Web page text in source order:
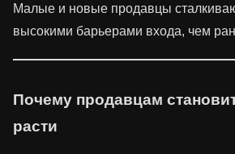
Малые и новые продавцы
высокими барьерами входа, чем
Почему продавцам
расти